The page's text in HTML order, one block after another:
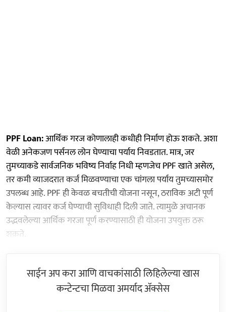
PPF Loan:आर्थिक गरज कोणालाही कधीही निर्माण होऊ शकते. अशा
वेळी अनेकजण पर्सनल लोन घेण्याचा पर्याय निवडतात. मात्र, जर
तुमच्याकडे सार्वजनिक भविष्य निर्वाह निधी म्हणजेच PPF खाते असेल,
तर कमी व्याजदरात कर्ज मिळवण्याचा एक चांगला पर्याय तुमच्यासमोर
उपलब्ध आहे. PPF ही केवळ बचतीची योजना नसून, ठराविक अटी पूर्ण
केल्यास त्यावर कर्ज घेण्याची सुविधाही दिली जाते. त्यामुळे अचानक
उद्भवलेल्या आर्थिक गरजा पूर्ण करण्यासाठी ही योजना उपयुक्त ठरू
शकते.
साईन अप करा आणि वाचकांसाठी लिहिलेल्या खास
कन्टेन्टचा मिळवा अमर्याद ॲक्सेस